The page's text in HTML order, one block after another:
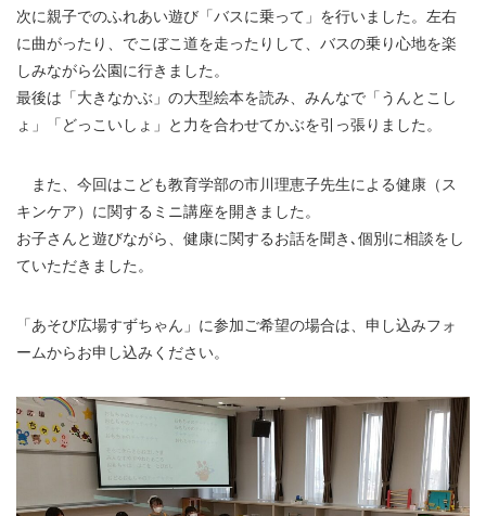
次に親子でのふれあい遊び「バスに乗って」を行いました。左右
に曲がったり、でこぼこ道を走ったりして、バスの乗り心地を楽
しみながら公園に行きました。
最後は「大きなかぶ」の大型絵本を読み、みんなで「うんとこし
ょ」「どっこいしょ」と力を合わせてかぶを引っ張りました。
また、今回はこども教育学部の市川理恵子先生による健康（ス
キンケア）に関するミニ講座を開きました。
お子さんと遊びながら、健康に関するお話を聞き､個別に相談をし
ていただきました。
「あそび広場すずちゃん」に参加ご希望の場合は、申し込みフォ
ームからお申し込みください。